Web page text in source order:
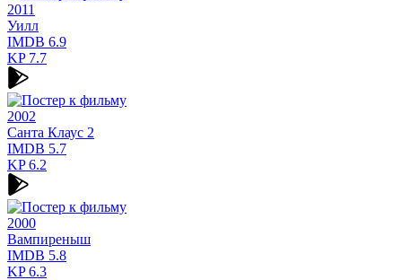
2011
Уилл
IMDB 6.9
KP7.7
2002
Санта Клаус 2
IMDB 5.7
KP6.2
2000
Вампиреныш
IMDB 5.8
KP6.3